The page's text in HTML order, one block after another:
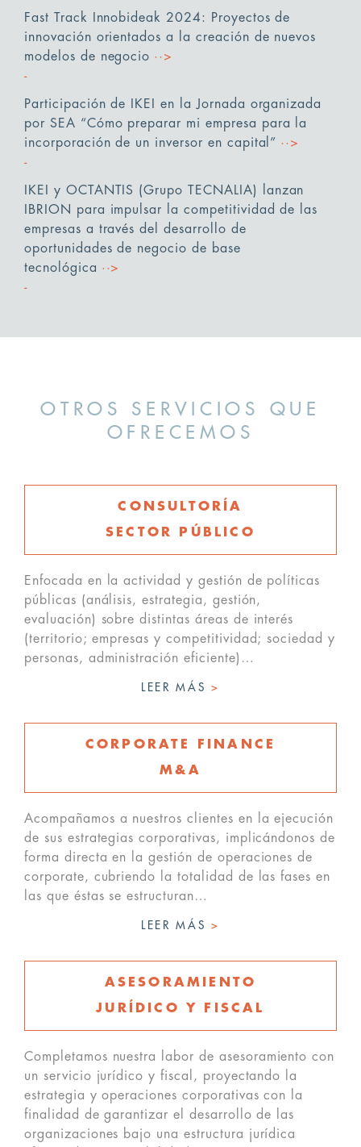
Fast Track Innobideak 2024: Proyectos de
innovación orientados a la creación de nuevos
modelos de negocio ··>
Participación de IKEI en la Jornada organizada
por SEA “Cómo preparar mi empresa para la
incorporación de un inversor en capital” ··>
IKEI y OCTANTIS (Grupo TECNALIA) lanzan
IBRION para impulsar la competitividad de las
empresas a través del desarrollo de
oportunidades de negocio de base
tecnológica ··>
OTROS SERVICIOS QUE
OFRECEMOS
CONSULTORÍA
SECTOR PÚBLICO
Enfocada en la actividad y gestión de políticas
públicas (análisis, estrategia, gestión,
evaluación) sobre distintas áreas de interés
(territorio; empresas y competitividad; sociedad y
personas, administración eficiente)…
LEER MÁS>
CORPORATE FINANCE
M&A
Acompañamos a nuestros clientes en la ejecución
de sus estrategias corporativas, implicándonos de
forma directa en la gestión de operaciones de
corporate, cubriendo la totalidad de las fases en
las que éstas se estructuran…
LEER MÁS>
ASESORAMIENTO
JURÍDICO Y FISCAL
Completamos nuestra labor de asesoramiento con
un servicio jurídico y fiscal, proyectando la
estrategia y operaciones corporativas con la
finalidad de garantizar el desarrollo de las
organizaciones bajo una estructura jurídica